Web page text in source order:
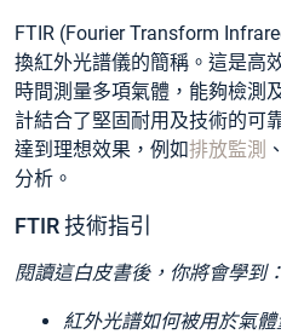
FTIR (Fourier Transform
換紅外光譜儀的簡稱。這是高
時間測量多項氣體，能夠檢測
計結合了堅固耐用及技術的可
達到理想效果，例如排放監測 、
分析。
FTIR 技術指引
閱讀這白皮書後，你將會學到：
紅外光譜如何被用於氣體